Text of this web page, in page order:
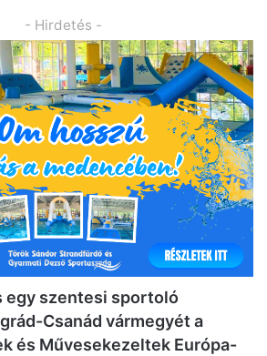
- Hirdetés -
egy szentesi sportoló
Csanád vármegyét a
és Művesekezeltek Európa-